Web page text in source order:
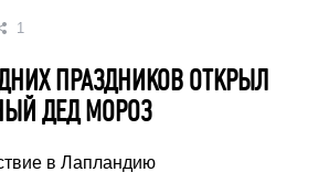
1
ПРАЗДНИКОВ ОТКРЫЛ
ДЕД МОРОЗ
в Лапландию